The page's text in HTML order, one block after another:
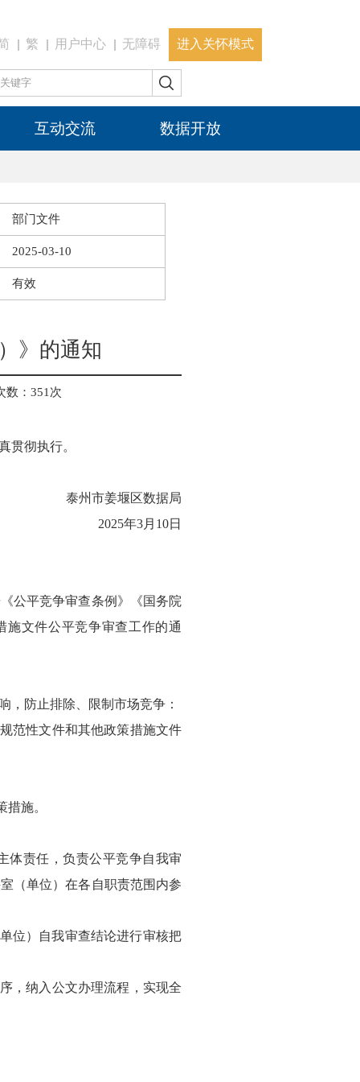
繁 用户中心 无障碍 进入关怀模式
互动交流 数据开放
部门文件
2025-03-10
有效
》的通知
数： 351 次
贯彻执行。
泰州市姜堰区数据局
2025年3月10日
公平竞争审查条例》《国务院
施文件公平竞争审查工作的通
，防止排除、限制市场竞争：
范性文件和其他政策措施文件
施。
体责任，负责公平竞争自我审
（单位）在各自职责范围内参
位）自我审查结论进行审核把
，纳入公文办理流程，实现全